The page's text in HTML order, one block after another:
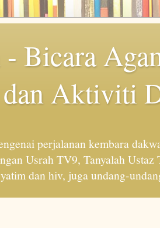
Bicara
Aktiviti
perjalanan kembara
Usrah TV9, Tanyalah
dan hiv, juga undang-